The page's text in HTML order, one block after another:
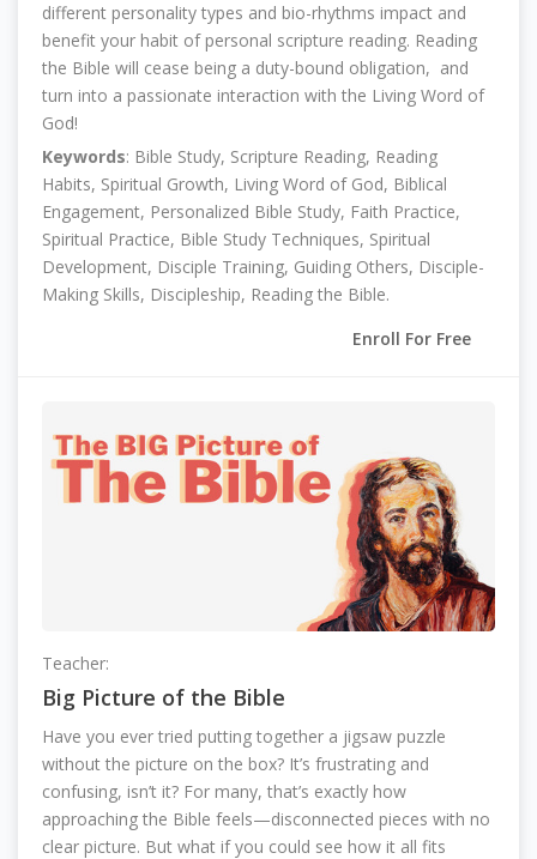
different personality types and bio-rhythms impact and
benefit your habit of personal scripture reading. Reading
the Bible will cease being a duty-bound obligation, and
turn into a passionate interaction with the Living Word of
God!
Keywords: Bible Study, Scripture Reading, Reading
Habits, Spiritual Growth, Living Word of God, Biblical
Engagement, Personalized Bible Study, Faith Practice,
Spiritual Practice, Bible Study Techniques, Spiritual
Development, Disciple Training, Guiding Others, Disciple-
Making Skills, Discipleship, Reading the Bible.
Enroll For Free
Teacher:
Big Picture of the Bible
Have you ever tried putting together a jigsaw puzzle
without the picture on the box? It’s frustrating and
confusing, isn’t it? For many, that’s exactly how
approaching the Bible feels—disconnected pieces with no
clear picture. But what if you could see how it all fits